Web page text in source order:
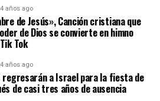
4 años ago
de Jesús», Canción cristiana que
de Dios se convierte en himno
Tok
4 años ago
a Israel para la fiesta de
de casi tres años de ausencia